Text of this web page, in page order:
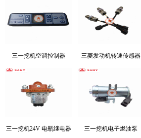
三一挖机空调控制器 三菱发动机转速传感器
三一挖机24V 电瓶继电器 三一挖机电子燃油泵